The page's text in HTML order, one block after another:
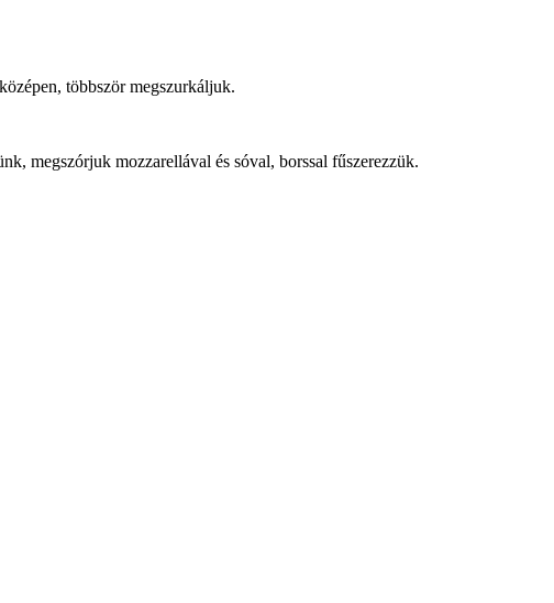
többször megszurkáljuk.
megszórjuk mozzarellával és sóval, borssal fűszerezzük.